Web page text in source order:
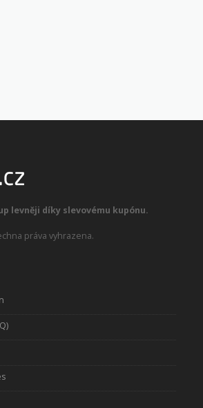
levněji díky slevovému kupónu.
práva vyhrazena.